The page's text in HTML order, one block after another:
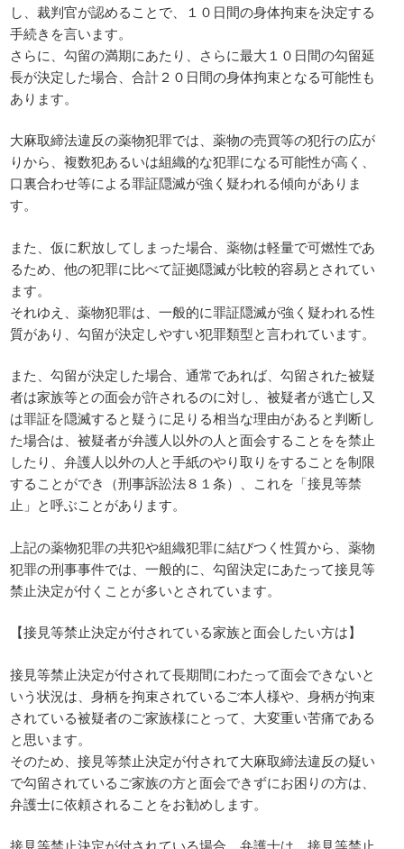
し、裁判官が認めることで、１０日間の身体拘束を決定する
手続きを言います。
さらに、勾留の満期にあたり、さらに最大１０日間の勾留延
長が決定した場合、合計２０日間の身体拘束となる可能性も
あります。
大麻取締法違反の薬物犯罪では、薬物の売買等の犯行の広が
りから、複数犯あるいは組織的な犯罪になる可能性が高く、
口裏合わせ等による罪証隠滅が強く疑われる傾向がありま
す。
また、仮に釈放してしまった場合、薬物は軽量で可燃性であ
るため、他の犯罪に比べて証拠隠滅が比較的容易とされてい
ます。
それゆえ、薬物犯罪は、一般的に罪証隠滅が強く疑われる性
質があり、勾留が決定しやすい犯罪類型と言われています。
また、勾留が決定した場合、通常であれば、勾留された被疑
者は家族等との面会が許されるのに対し、被疑者が逃亡し又
は罪証を隠滅すると疑うに足りる相当な理由があると判断し
た場合は、被疑者が弁護人以外の人と面会することをを禁止
したり、弁護人以外の人と手紙のやり取りをすることを制限
することができ（刑事訴訟法８１条）、これを「接見等禁
止」と呼ぶことがあります。
上記の薬物犯罪の共犯や組織犯罪に結びつく性質から、薬物
犯罪の刑事事件では、一般的に、勾留決定にあたって接見等
禁止決定が付くことが多いとされています。
【接見等禁止決定が付されている家族と面会したい方は】
接見等禁止決定が付されて長期間にわたって面会できないと
いう状況は、身柄を拘束されているご本人様や、身柄が拘束
されている被疑者のご家族様にとって、大変重い苦痛である
と思います。
そのため、接見等禁止決定が付されて大麻取締法違反の疑い
で勾留されているご家族の方と面会できずにお困りの方は、
弁護士に依頼されることをお勧めします。
接見等禁止決定が付されている場合、弁護士は、接見等禁止